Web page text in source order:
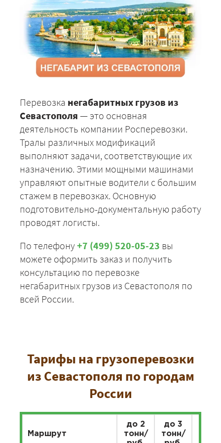
Перевозка негабаритных грузов из
Севастополя — это основная
деятельность компании Росперевозки.
Тралы различных модификаций
выполняют задачи, соответствующие их
назначению. Этими мощными машинами
управляют опытные водители с большим
стажем в перевозках. Основную
подготовительно-документальную работу
проводят логисты.
По телефону+7 (499) 520-05-23 вы
можете оформить заказ и получить
консультацию по перевозке
негабаритных грузов из Севастополя по
всей России.
Тарифы на грузоперевозки
из Севастополя по городам
России
Маршрут
до 2
тонн/
до 3
тонн/